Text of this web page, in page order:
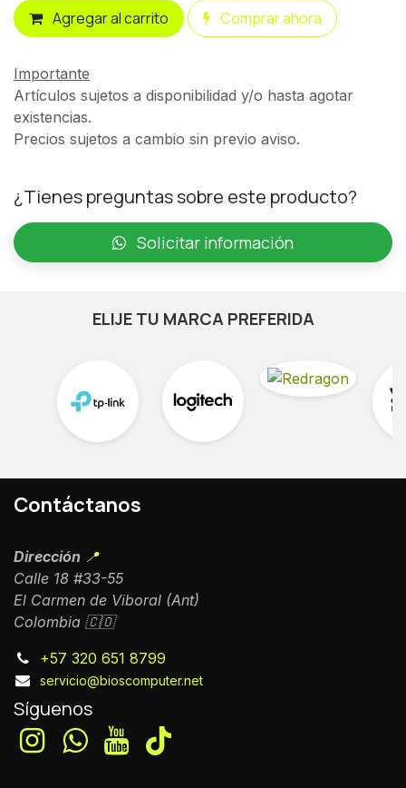
Agregar al carrito Comprar ahora
Importante
Artículos sujetos a disponibilidad y/o hasta agotar
existencias.
Precios sujetos a cambio sin previo aviso.
¿Tienes preguntas sobre este producto?
Solicitar información
ELIJE TU MARCA PREFERIDA
Contáctanos
Dirección 📍
Calle 18 #33-55
El Carmen de Viboral (Ant)
Colombia 🇨🇴
+57 320 651 8799
servicio@bioscomputer.net
Síguenos